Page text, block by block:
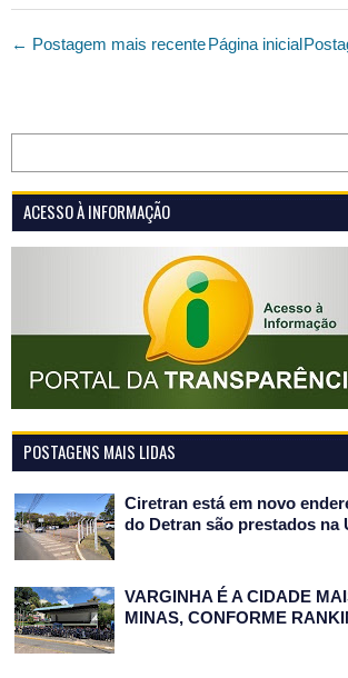
← Postagem mais recentePágina inicial
ACESSO À INFORMAÇÃO
POSTAGENS MAIS LIDAS
Ciretran está em novo
do Detran são prestados na
VARGINHA É A CIDADE
MINAS, CONFORME